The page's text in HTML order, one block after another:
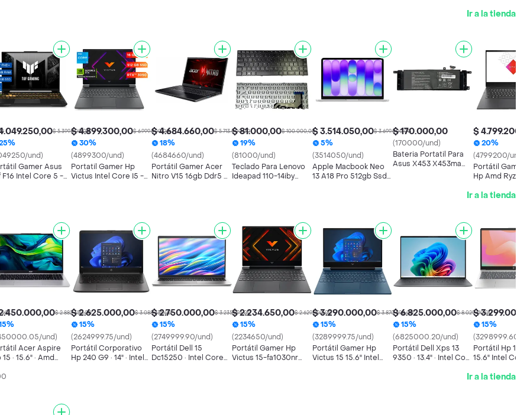
Ir a la tienda
$ 5.399.000,00
und)
Gamer Asus
F16 Intel Core 5 -
$ 4.899.300,00$ 6.999.000,00
30%
(4899300/und)
Portatil Gamer Hp
Victus Intel Core I5 -
$ 4.684.660,00$ 5.713.000,00
18%
(4684660/und)
Portátil Gamer Acer
Nitro V15 16gb Ddr5 -
$ 81.000,00$ 100.000,00
19%
(81000/und)
Teclado Para Lenovo
Ideapad 110-14iby
$ 3.514.050,00$ 3.699.000,00
5%
(3514050/und)
Apple Macbook Neo
13 A18 Pro 512gb Ssd
$ 170.000,00
(170000/und)
Bateria Portatil Para
Asus X453 X453ma
$
20%
(4799200/und)
Portátil Gamer
Hp Amd Ryzen
(nuevo Con
Ir a la tienda
$ 2.882.350,00
und)
Acer Aspire
· 15.6" · Amd
Ddr4 · Ssd M.2
$ 2.625.000,00$ 3.088.235,00
15%
(2624999.75/und)
Portátil Corporativo
Hp 240 G9 · 14" · Intel
$ 2.750.000,00$ 3.235.295,00
15%
(2749999.90/und)
Portátil Dell 15
Dc15250 · Intel Core
$ 2.234.650,00$ 2.629.000,00
15%
(2234650/und)
Portátil Gamer Hp
Victus 15-fa1030nr
$ 3.290.000,00$ 3.870.590,00
15%
(3289999.75/und)
Portátil Gamer Hp
Victus 15 15.6" Intel
$ 6.825.000,00$ 8.029.410,00
15%
(6825000.20/und)
Portátil Dell Xps 13
9350 · 13.4" · Intel Core
16gb Lpddr5 · Ssd M.2
$
15%
(3298999.60/
Portátil Hp 15-
15.6" Intel Core
512gb (español)
Ir a la tienda